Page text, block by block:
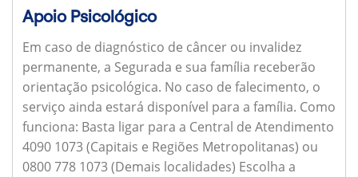
Apoio Psicológico
Em caso de diagnóstico de câncer ou invalidez
permanente, a Segurada e sua família receberão
orientação psicológica. No caso de falecimento, o
serviço ainda estará disponível para a família. Como
funciona: Basta ligar para a Central de Atendimento
4090 1073 (Capitais e Regiões Metropolitanas) ou
0800 778 1073 (Demais localidades) Escolha a